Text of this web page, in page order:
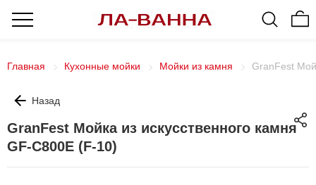
Главная Кухонные мойки Мойки из камня GranFest
Назад
GranFest Мойка из искусственного камня
GF-C800E (F-10)